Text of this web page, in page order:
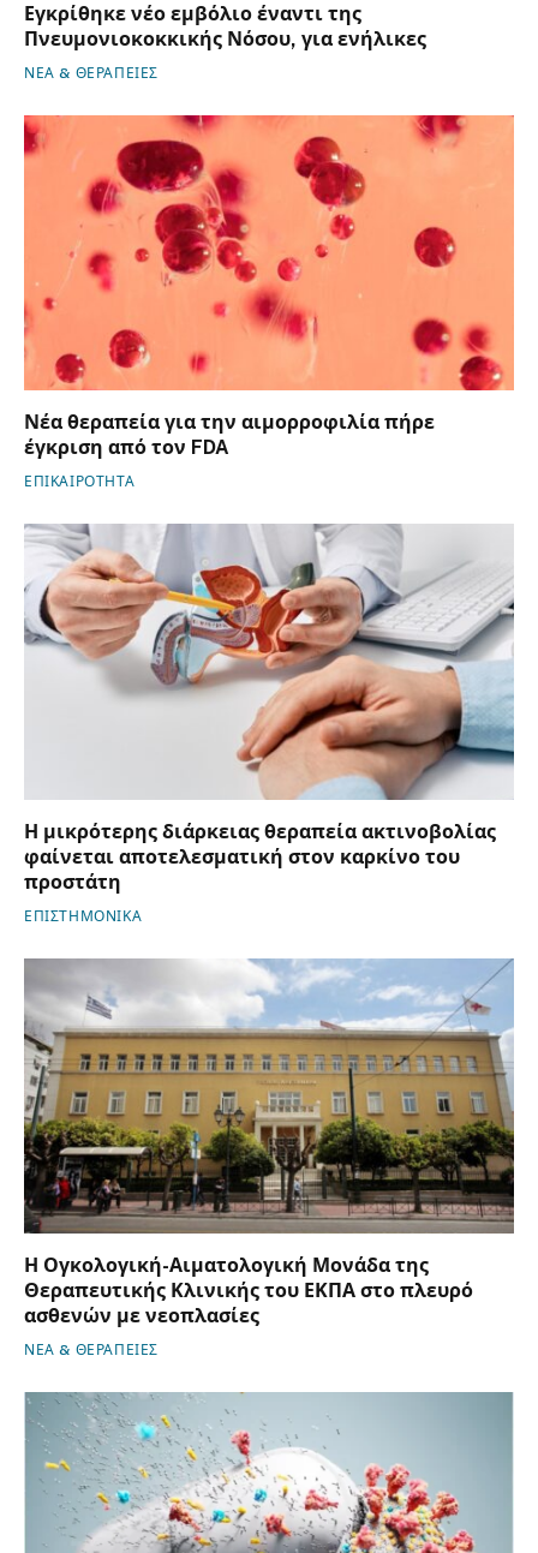
Εγκρίθηκε νέο εμβόλιο έναντι της
Πνευμονιοκοκκικής Νόσου, για ενήλικες
ΝΕΑ & ΘΕΡΑΠΕΙΕΣ
Νέα θεραπεία για την αιμορροφιλία πήρε
έγκριση από τον FDA
ΕΠΙΚΑΙΡΟΤΗΤΑ
Η μικρότερης διάρκειας θεραπεία ακτινοβολίας
φαίνεται αποτελεσματική στον καρκίνο του
προστάτη
ΕΠΙΣΤΗΜΟΝΙΚΑ
Η Ογκολογική-Αιματολογική Μονάδα της
Θεραπευτικής Κλινικής του ΕΚΠΑ στο πλευρό
ασθενών με νεοπλασίες
ΝΕΑ & ΘΕΡΑΠΕΙΕΣ